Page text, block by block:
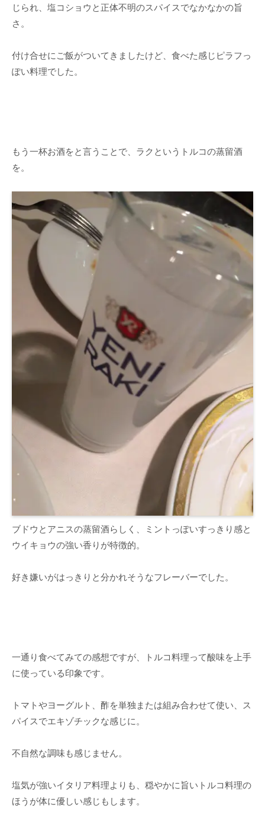
じられ、塩コショウと正体不明のスパイスでなかなかの旨
さ。
付け合せにご飯がついてきましたけど、食べた感じピラフっ
ぽい料理でした。
もう一杯お酒をと言うことで、ラクというトルコの蒸留酒
を。
ブドウとアニスの蒸留酒らしく、ミントっぽいすっきり感と
ウイキョウの強い香りが特徴的。
好き嫌いがはっきりと分かれそうなフレーバーでした。
一通り食べてみての感想ですが、トルコ料理って酸味を上手
に使っている印象です。
トマトやヨーグルト、酢を単独または組み合わせて使い、ス
パイスでエキゾチックな感じに。
不自然な調味も感じません。
塩気が強いイタリア料理よりも、穏やかに旨いトルコ料理の
ほうが体に優しい感じもします。